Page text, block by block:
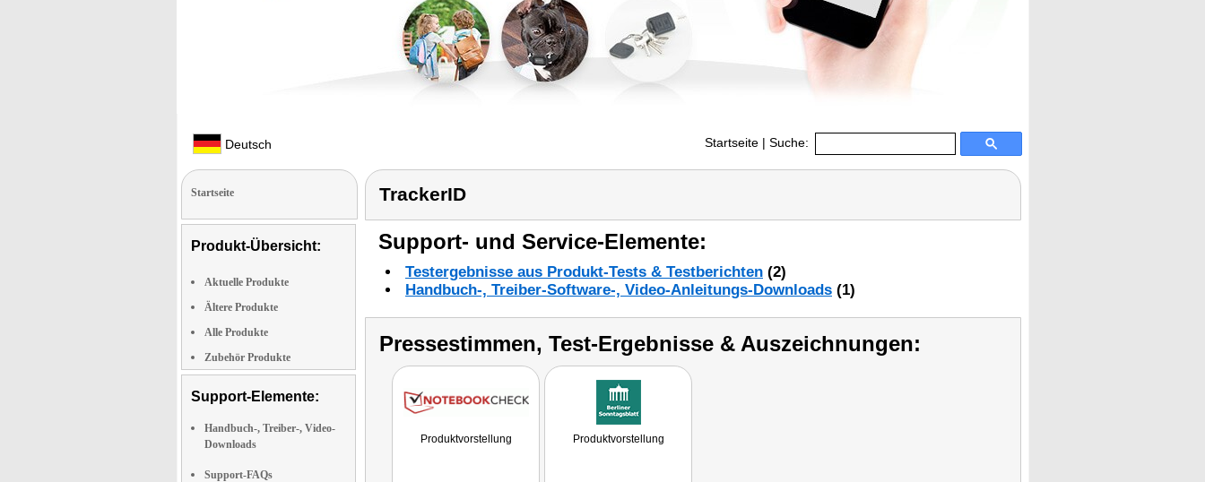
Deutsch Startseite | Suche:
Startseite
Produkt-Übersicht:
Aktuelle Produkte
Ältere Produkte
Alle Produkte
Zubehör Produkte
Support-Elemente:
Handbuch-, Treiber-, Video-
Downloads
Support-FAQs
TrackerID
Support- und Service-Elemente:
Testergebnisse aus Produkt-Tests & Testberichten (2)
Handbuch-, Treiber-Software-, Video-Anleitungs-Downloads (1)
Pressestimmen, Test-Ergebnisse & Auszeichnungen:
Produktvorstellung Produktvorstellung